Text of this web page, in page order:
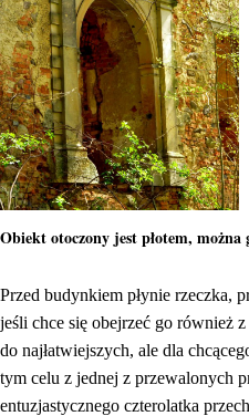
Obiekt otoczony jest płotem,
Przed budynkiem płynie rzeczka,
jeśli chce się obejrzeć go również
do najłatwiejszych, ale dla
tym celu z jednej z przewalonych
entuzjastycznego czterolatka